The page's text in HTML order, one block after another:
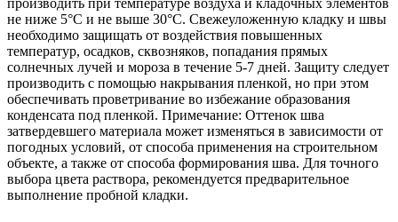
производить при температуре воздуха и кладочных элементов
не ниже 5°С и не выше 30°С. Свежеуложенную кладку и швы
необходимо защищать от воздействия повышенных
температур, осадков, сквозняков, попадания прямых
солнечных лучей и мороза в течение 5-7 дней. Защиту следует
производить с помощью накрывания пленкой, но при этом
обеспечивать проветривание во избежание образования
конденсата под пленкой. Примечание: Оттенок шва
затвердевшего материала может изменяться в зависимости от
погодных условий, от способа применения на строительном
объекте, а также от способа формирования шва. Для точного
выбора цвета раствора, рекомендуется предварительное
выполнение пробной кладки.